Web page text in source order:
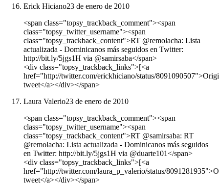
Erick Hiciano23 de enero de 2010
<span class="topsy_trackback_comment"><span
class="topsy_twitter_username"><span
class="topsy_trackback_content">RT @remolacha: Lista
actualizada - Dominicanos más seguidos en Twitter:
http://bit.ly/5jgs1H via @samirsaba</span>
<div class="topsy_trackback_links">[<a
href="http://twitter.com/erickhiciano/status/
tweet</a></div></span>
Laura Valerio23 de enero de 2010
<span class="topsy_trackback_comment"><span
class="topsy_twitter_username"><span
class="topsy_trackback_content">RT @samirsaba: RT
@remolacha: Lista actualizada - Dominicanos más seguidos
en Twitter: http://bit.ly/5jgs1H via @duarte101</span>
<div class="topsy_trackback_links">[<a
href="http://twitter.com/laura_p_valerio/status/
tweet</a></div></span>